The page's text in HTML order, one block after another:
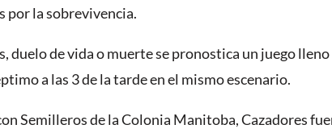
por la sobrevivencia.
duelo de vida o muerte se pronostica un juego lleno
a las 3 de la tarde en el mismo escenario.
Semilleros de la Colonia Manitoba, Cazadores